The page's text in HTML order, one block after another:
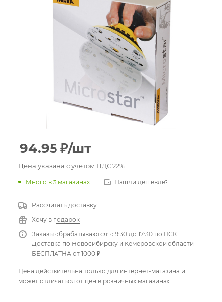
94.95 ₽/шт
Цена указана с учетом НДС 22%
Много в 3 магазинах Нашли дешевле?
Рассчитать доставку
Хочу в подарок
Заказы обрабатываются: с 9:30 до 17:30 по НСК
Доставка по Новосибирску и Кемеровской области
БЕСПЛАТНА от 1000 ₽
Цена действительна только для интернет-магазина и
может отличаться от цен в розничных магазинах